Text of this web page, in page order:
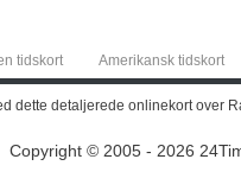
tidskort Amerikansk tidskort
dette detaljerede onlinekort over
Copyright © 2005 - 2026